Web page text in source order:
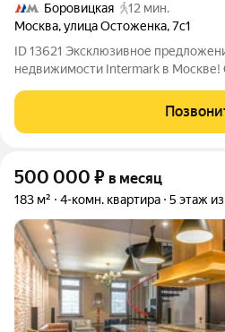
Боровицкая
12 мин.
Москва,улица Остоженка,7с1
ID 13621 Эксклюзивное
недвижимости Intermark в Москве!
настоящая роскошь! В аренду
квартира с функциональной
500 000 ₽ в месяц
183 м² 4-комн. квартира 5 этаж из